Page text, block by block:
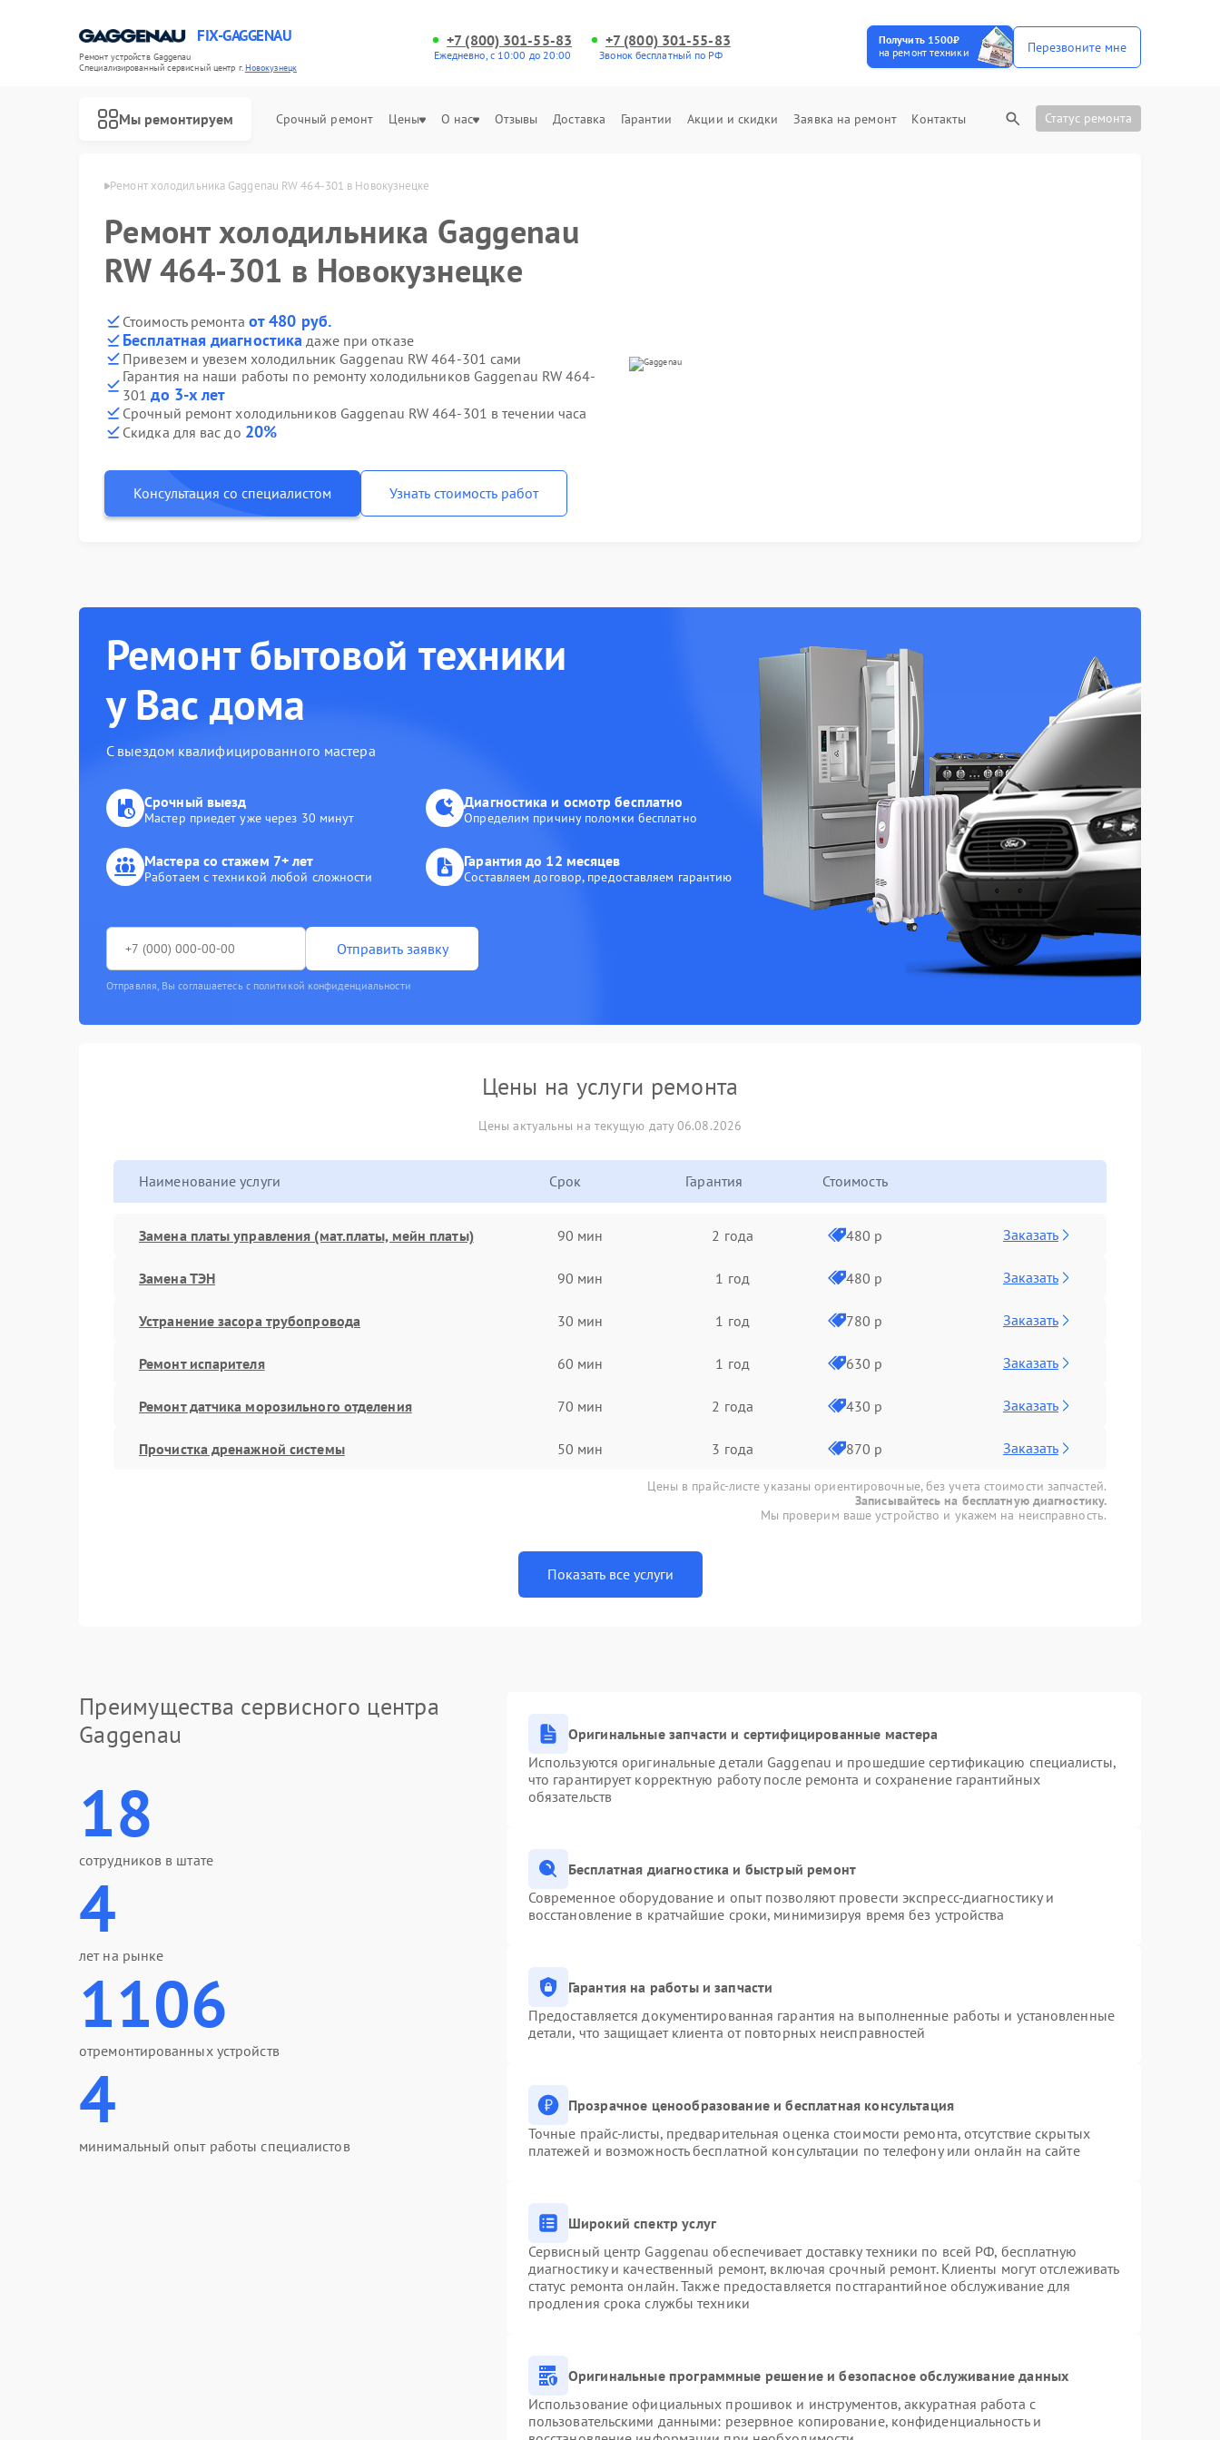
FIX-GAGGENAU
Ремонт устройств Gaggenau
Специализированный cервисный центр г.Новокузнецк
+7 (800) 301-55-83
Ежедневно, с 10:00 до 20:00
+7 (800) 301-55-83
Звонок бесплатный по РФ
Получить 1500₽
на ремонт техники
Перезвоните мне
Мы ремонтируем Срочный ремонт Цены О нас Отзывы Доставка Гарантии Акции и скидки Заявка на ремонт Контакты Статус ремонта
в Новокузнецке Ремонт холодильника Gaggenau RW 464-301 в Новокузнецке
Ремонт холодильника Gaggenau
RW 464-301 в Новокузнецке
Стоимость ремонта от 480 руб.
Бесплатная диагностика даже при отказе
Привезем и увезем холодильник Gaggenau RW 464-301 сами
Гарантия на наши работы по ремонту холодильников Gaggenau RW 464-
301до 3-х лет
Срочный ремонт холодильников Gaggenau RW 464-301 в течении часа
Скидка для вас до 20%
Консультация со специалистом Узнать стоимость работ
Ремонт бытовой техники
у Вас дома
С выездом квалифицированного мастера
Срочный выезд
Мастер приедет уже через 30 минут
Диагностика и осмотр бесплатно
Определим причину поломки бесплатно
Мастера со стажем 7+ лет
Работаем с техникой любой сложности
Гарантия до 12 месяцев
Составляем договор, предоставляем гарантию
Отправить заявку
Отправляя, Вы соглашаетесь с политикой конфиденциальности
Цены на услуги ремонта
Цены актуальны на текущую дату 06.08.2026
Наименование услуги Срок Гарантия Стоимость
Замена платы управления (мат.платы, мейн платы) 90 мин 2 года 480 р Заказать
Замена ТЭН 90 мин 1 год 480 р Заказать
Устранение засора трубопровода 30 мин 1 год 780 р Заказать
Ремонт испарителя 60 мин 1 год 630 р Заказать
Ремонт датчика морозильного отделения 70 мин 2 года 430 р Заказать
Прочистка дренажной системы 50 мин 3 года 870 р Заказать
Цены в прайс-листе указаны ориентировочные, без учета стоимости запчастей.
Записывайтесь на бесплатную диагностику.
Мы проверим ваше устройство и укажем на неисправность.
Показать все услуги
Преимущества сервисного центра
Gaggenau
18
сотрудников в штате
4
лет на рынке
1106
отремонтированных устройств
4
минимальный опыт работы специалистов
Оригинальные запчасти и сертифицированные мастера
Используются оригинальные детали Gaggenau и прошедшие сертификацию специалисты,
что гарантирует корректную работу после ремонта и сохранение гарантийных
обязательств
Бесплатная диагностика и быстрый ремонт
Современное оборудование и опыт позволяют провести экспресс-диагностику и
восстановление в кратчайшие сроки, минимизируя время без устройства
Гарантия на работы и запчасти
Предоставляется документированная гарантия на выполненные работы и установленные
детали, что защищает клиента от повторных неисправностей
Прозрачное ценообразование и бесплатная консультация
Точные прайс-листы, предварительная оценка стоимости ремонта, отсутствие скрытых
платежей и возможность бесплатной консультации по телефону или онлайн на сайте
Широкий спектр услуг
Сервисный центр Gaggenau обеспечивает доставку техники по всей РФ, бесплатную
диагностику и качественный ремонт, включая срочный ремонт. Клиенты могут отслеживать
статус ремонта онлайн. Также предоставляется постгарантийное обслуживание для
продления срока службы техники
Оригинальные программные решение и безопасное обслуживание данных
Использование официальных прошивок и инструментов, аккуратная работа с
пользовательскими данными: резервное копирование, конфиденциальность и